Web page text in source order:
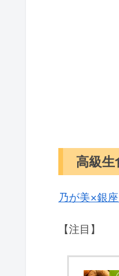
高級
乃が美×銀
【注目】